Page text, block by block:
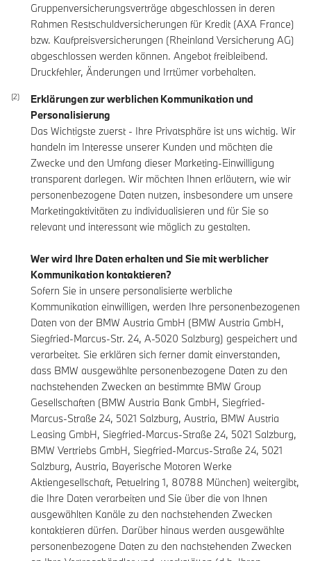
Gruppenversicherungsverträge abgeschlossen in deren
Rahmen Restschuldversicherungen für Kredit (AXA France)
bzw. Kaufpreisversicherungen (Rheinland Versicherung AG)
abgeschlossen werden können. Angebot freibleibend.
Druckfehler, Änderungen und Irrtümer vorbehalten.
Erklärungen zur werblichen Kommunikation und
Personalisierung
Das Wichtigste zuerst - Ihre Privatsphäre ist uns wichtig. Wir
handeln im Interesse unserer Kunden und möchten die
Zwecke und den Umfang dieser Marketing-Einwilligung
transparent darlegen. Wir möchten Ihnen erläutern, wie wir
personenbezogene Daten nutzen, insbesondere um unsere
Marketingaktivitäten zu individualisieren und für Sie so
relevant und interessant wie möglich zu gestalten.
Wer wird Ihre Daten erhalten und Sie mit werblicher
Kommunikation kontaktieren?
Sofern Sie in unsere personalisierte werbliche
Kommunikation einwilligen, werden Ihre personenbezogenen
Daten von der BMW Austria GmbH (BMW Austria GmbH,
Siegfried-Marcus-Str. 24, A-5020 Salzburg) gespeichert und
verarbeitet. Sie erklären sich ferner damit einverstanden,
dass BMW ausgewählte personenbezogene Daten zu den
nachstehenden Zwecken an bestimmte BMW Group
Gesellschaften (BMW Austria Bank GmbH, Siegfried-
Marcus-Straße 24, 5021 Salzburg, Austria, BMW Austria
Leasing GmbH, Siegfried-Marcus-Straße 24, 5021 Salzburg,
BMW Vertriebs GmbH, Siegfried-Marcus-Straße 24, 5021
Salzburg, Austria, Bayerische Motoren Werke
Aktiengesellschaft, Petuelring 1, 80788 München) weitergibt,
die Ihre Daten verarbeiten und Sie über die von Ihnen
ausgewählten Kanäle zu den nachstehenden Zwecken
kontaktieren dürfen. Darüber hinaus werden ausgewählte
personenbezogene Daten zu den nachstehenden Zwecken